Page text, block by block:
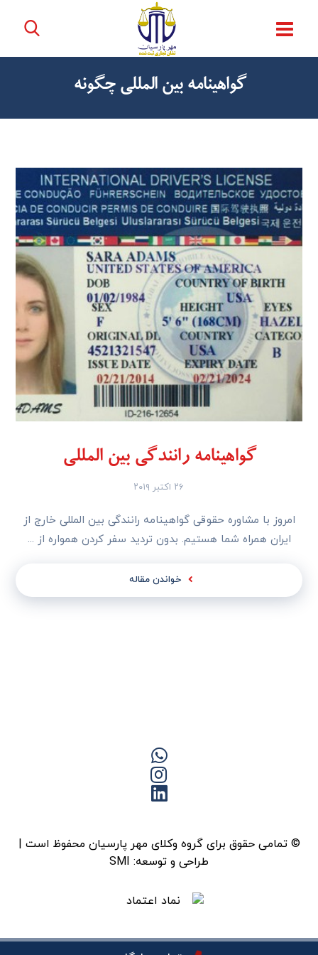
گواهینامه بین المللی چگونه
گواهینامه رانندگی بین المللی
۲۶ اکتبر ۲۰۱۹
امروز با مشاوره حقوقی گواهینامه رانندگی بین المللی خارج از
ایران همراه شما هستیم. بدون تردید سفر کردن همواره از ...
خواندن مقاله
© تمامی حقوق برای گروه وکلای مهر پارسیان محفوظ است |
طراحی و توسعه: SMI